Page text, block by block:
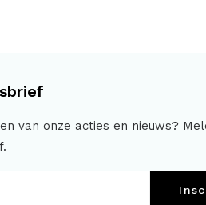
van onze acties en nieuws?